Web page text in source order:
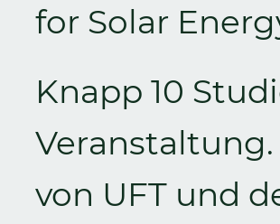
for Solar
Knapp 10
von UFT und